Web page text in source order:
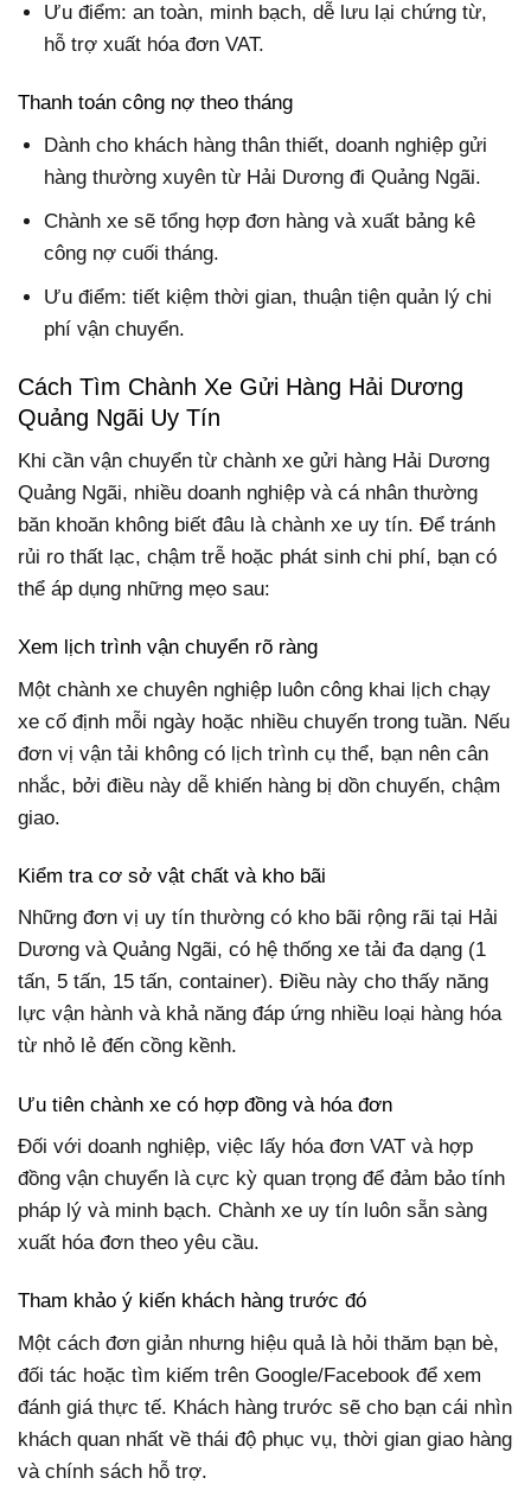
Ưu điểm: an toàn, minh bạch, dễ lưu lại chứng từ,
hỗ trợ xuất hóa đơn VAT.
Thanh toán công nợ theo tháng
Dành cho khách hàng thân thiết, doanh nghiệp gửi
hàng thường xuyên từ Hải Dương đi Quảng Ngãi.
Chành xe sẽ tổng hợp đơn hàng và xuất bảng kê
công nợ cuối tháng.
Ưu điểm: tiết kiệm thời gian, thuận tiện quản lý chi
phí vận chuyển.
Cách Tìm Chành Xe Gửi Hàng Hải Dương
Quảng Ngãi Uy Tín
Khi cần vận chuyển từ chành xe gửi hàng Hải Dương
Quảng Ngãi, nhiều doanh nghiệp và cá nhân thường
băn khoăn không biết đâu là chành xe uy tín. Để tránh
rủi ro thất lạc, chậm trễ hoặc phát sinh chi phí, bạn có
thể áp dụng những mẹo sau:
Xem lịch trình vận chuyển rõ ràng
Một chành xe chuyên nghiệp luôn công khai lịch chạy
xe cố định mỗi ngày hoặc nhiều chuyến trong tuần. Nếu
đơn vị vận tải không có lịch trình cụ thể, bạn nên cân
nhắc, bởi điều này dễ khiến hàng bị dồn chuyến, chậm
giao.
Kiểm tra cơ sở vật chất và kho bãi
Những đơn vị uy tín thường có kho bãi rộng rãi tại Hải
Dương và Quảng Ngãi, có hệ thống xe tải đa dạng (1
tấn, 5 tấn, 15 tấn, container). Điều này cho thấy năng
lực vận hành và khả năng đáp ứng nhiều loại hàng hóa
từ nhỏ lẻ đến cồng kềnh.
Ưu tiên chành xe có hợp đồng và hóa đơn
Đối với doanh nghiệp, việc lấy hóa đơn VAT và hợp
đồng vận chuyển là cực kỳ quan trọng để đảm bảo tính
pháp lý và minh bạch. Chành xe uy tín luôn sẵn sàng
xuất hóa đơn theo yêu cầu.
Tham khảo ý kiến khách hàng trước đó
Một cách đơn giản nhưng hiệu quả là hỏi thăm bạn bè,
đối tác hoặc tìm kiếm trên Google/Facebook để xem
đánh giá thực tế. Khách hàng trước sẽ cho bạn cái nhìn
khách quan nhất về thái độ phục vụ, thời gian giao hàng
và chính sách hỗ trợ.